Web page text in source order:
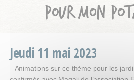
POUR MON
Jeudi 11 mai 2023
Animations sur ce thème pour les